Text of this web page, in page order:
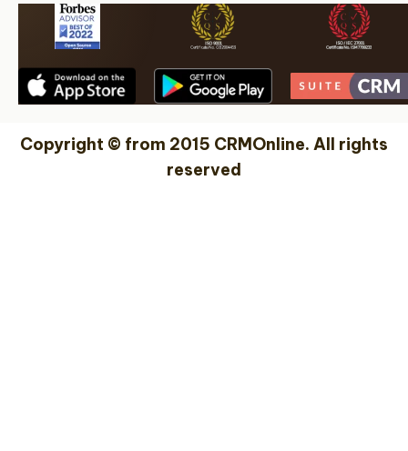
Copyright © from 2015 CRMOnline. All rights
reserved